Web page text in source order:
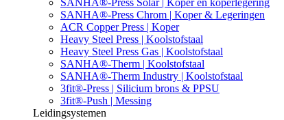
SANHA®-Press Solar | Koper en koperlegering
SANHA®-Press Chrom | Koper & Legeringen
ACR Copper Press | Koper
Heavy Steel Press | Koolstofstaal
Heavy Steel Press Gas | Koolstofstaal
SANHA®-Therm | Koolstofstaal
SANHA®-Therm Industry | Koolstofstaal
3fit®-Press | Silicium brons & PPSU
3fit®-Push | Messing
Leidingsystemen